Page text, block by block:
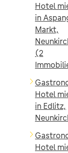
Hotel
in
Markt,
(2
Hotel
in Edlitz,
Hotel